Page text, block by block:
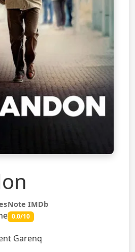
Note IMDb
0.0/10
Garenq